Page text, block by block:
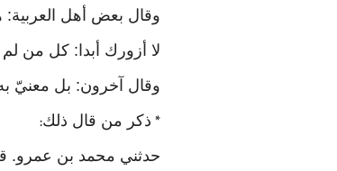
وقال بعض أهل العربية:
لا أزورك أبدا: كل من
وقال آخرون: بل معنيّ
* ذكر من قال ذلك:
حدثني محمد بن عمرو.